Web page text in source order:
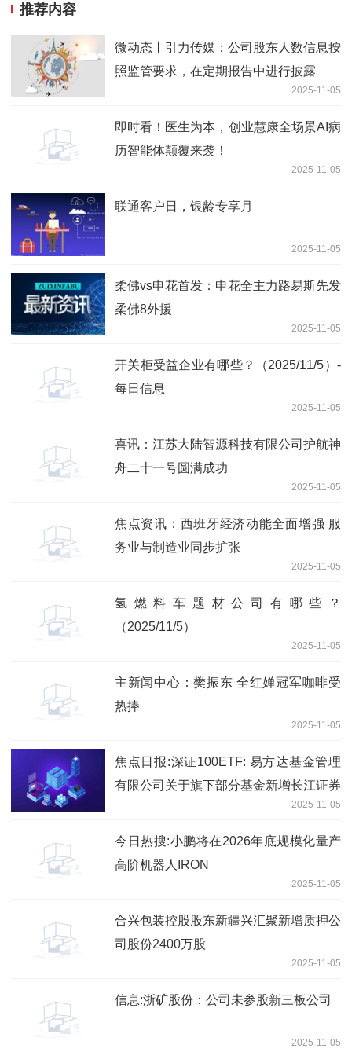
推荐内容
微动态丨引力传媒：公司股东人数信息按
照监管要求，在定期报告中进行披露
2025-11-05
即时看！医生为本，创业慧康全场景AI病
历智能体颠覆来袭！
2025-11-05
联通客户日，银龄专享月
2025-11-05
柔佛vs申花首发：申花全主力路易斯先发
柔佛8外援
2025-11-05
开关柜受益企业有哪些？（2025/11/5）-
每日信息
2025-11-05
喜讯：江苏大陆智源科技有限公司护航神
舟二十一号圆满成功
2025-11-05
焦点资讯：西班牙经济动能全面增强 服
务业与制造业同步扩张
2025-11-05
氢燃料车题材公司有哪些？
（2025/11/5）
2025-11-05
主新闻中心：樊振东 全红婵冠军咖啡受
热捧
2025-11-05
焦点日报:深证100ETF: 易方达基金管理
有限公司关于旗下部分基金新增长江证券
股份有限公司为流动性服务商的公告2025-11-05
今日热搜:小鹏将在2026年底规模化量产
高阶机器人IRON
2025-11-05
合兴包装控股股东新疆兴汇聚新增质押公
司股份2400万股
2025-11-05
信息:浙矿股份：公司未参股新三板公司
2025-11-05